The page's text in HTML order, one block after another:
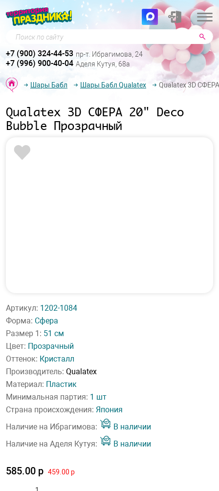
Поиск по сайту
+7 (900) 324-44-53 пр-т. Ибрагимова, 24
+7 (996) 900-40-04 Аделя Кутуя, 68а
Шары Бабл Шары Бабл Qualatex Qualatex 3D
Qualatex 3D СФЕРА 20" Deco
Bubble Прозрачный
Артикул: 1202-1084
Форма: Сфера
Размер 1: 51 см
Цвет: Прозрачный
Оттенок: Кристалл
Производитель: Qualatex
Материал: Пластик
Минимальная партия: 1 шт
Страна происхождения: Япония
Наличие на Ибрагимова:
В наличии
Наличие на Аделя Кутуя:
В наличии
585.00 р 459.00 р